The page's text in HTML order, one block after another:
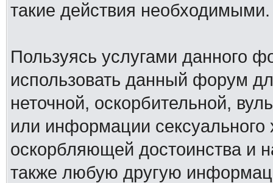
такие действия необходимыми.
Пользуясь услугами данного
использовать данный форум
неточной, оскорбительной,
или информации
оскорбляющей достоинства и
также любую другую